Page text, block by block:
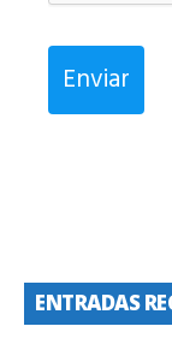
Enviar
ENTRADAS